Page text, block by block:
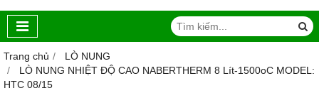
Trang chủ
LÒ NUNG
LÒ NUNG NHIỆT ĐỘ CAO NABERTHERM 8 Lít-1500oC MODEL:
HTC 08/15